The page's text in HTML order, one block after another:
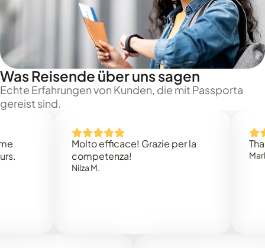
Was Reisende über uns sagen
Echte Erfahrungen von Kunden, die mit Passporta
gereist sind.
Molto efficace! Grazie per la
competenza!
Nilza M.
Thank
Mark N.